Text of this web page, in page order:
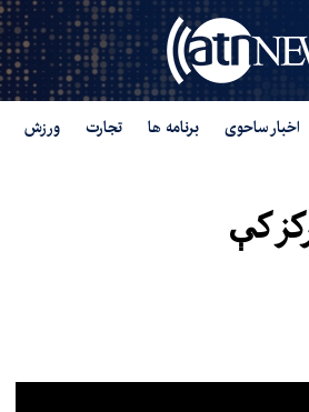
اخبار ساحوی برنامه ها تجارت ورزش
کې